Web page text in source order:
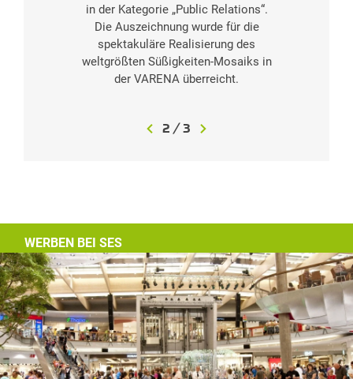
in der Kategorie „Public Relations“.
Die Auszeichnung wurde für die
spektakuläre Realisierung des
weltgrößten Süßigkeiten-Mosaiks in
der VARENA überreicht.
2 /3
WERBEN BEI SES